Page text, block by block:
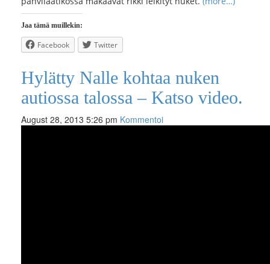
Jaa tämä muillekin:
Facebook Twitter
Hylätty Nalle kohtaa nuken
autiossa talossa – Katso video.
August 28, 2013 5:26 pm Kommentoi